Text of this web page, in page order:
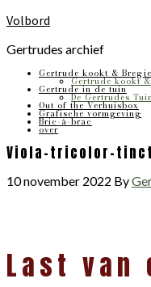
Volbord
Gertrudes archief
Gertrude kookt &
Gertrude kookt
Gertrude in de tuin
De Gertrudes
Out of the Verhuisbox
Grafische vormgeving
Bric-à-brac
over
Viola-tricolor-
10 november 2022 By
Interacties
Last van